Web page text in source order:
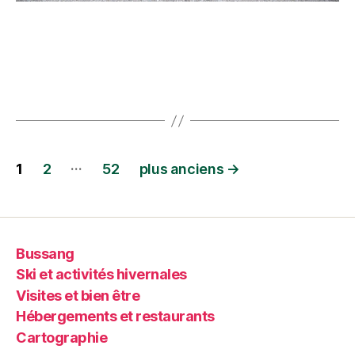
1 2 … 52 plus anciens →
Bussang
Ski et activités hivernales
Visites et bien être
Hébergements et restaurants
Cartographie